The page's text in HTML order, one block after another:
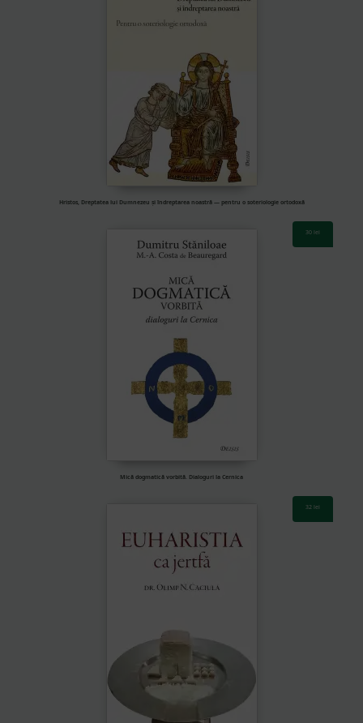
Hristos, Dreptatea lui Dumnezeu și îndreptarea noastră — pentru o soteriologie ortodoxă
Mică dogmatică vorbită. Dialoguri la Cernica
30lei
32lei